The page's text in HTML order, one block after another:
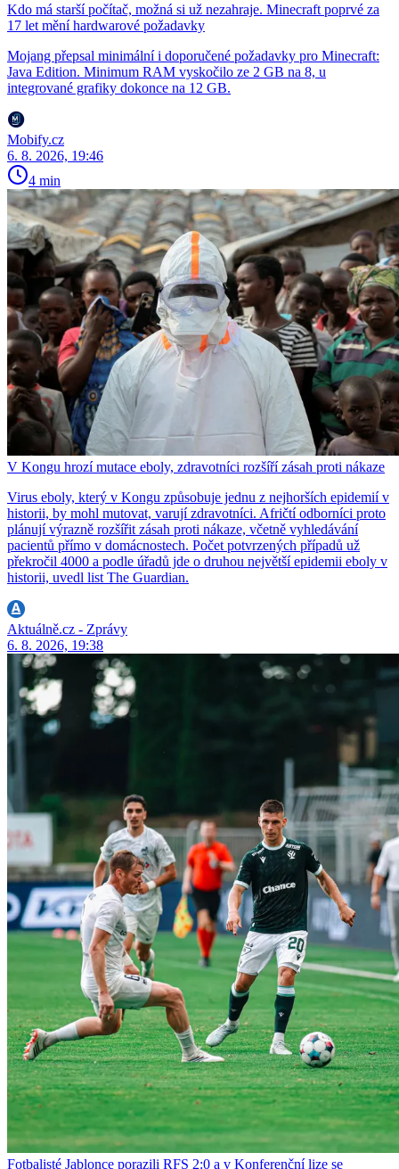
Kdo má starší počítač, možná si už nezahraje. Minecraft poprvé za
17 let mění hardwarové požadavky
Mojang přepsal minimální i doporučené požadavky pro Minecraft:
Java Edition. Minimum RAM vyskočilo ze 2 GB na 8, u
integrované grafiky dokonce na 12 GB.
Mobify.cz
6. 8. 2026, 19:46
4 min
V Kongu hrozí mutace eboly, zdravotníci rozšíří zásah proti nákaze
Virus eboly, který v Kongu způsobuje jednu z nejhorších epidemií v
historii, by mohl mutovat, varují zdravotníci. Afričtí odborníci proto
plánují výrazně rozšířit zásah proti nákaze, včetně vyhledávání
pacientů přímo v domácnostech. Počet potvrzených případů už
překročil 4000 a podle úřadů jde o druhou největší epidemii eboly v
historii, uvedl list The Guardian.
Aktuálně.cz - Zprávy
6. 8. 2026, 19:38
Fotbalisté Jablonce porazili RFS 2:0 a v Konferenční lize se